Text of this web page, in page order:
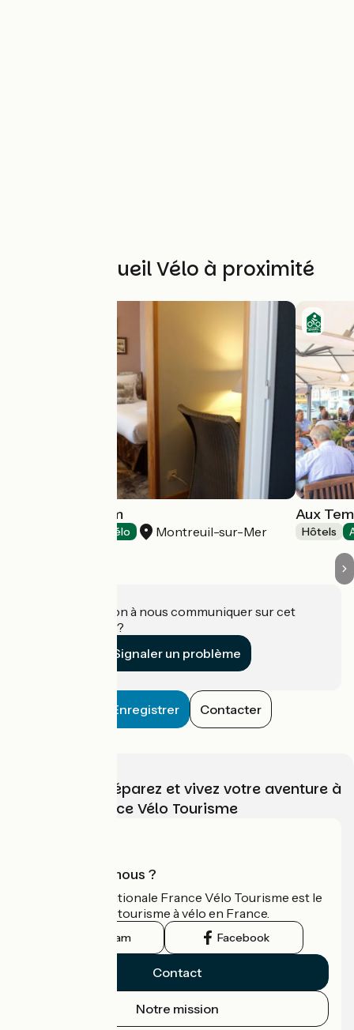
Autres Accueil Vélo à proximité
Aux Temps d'Em
Accueil Vélo Montreuil-sur-Mer
Aux
Hôtels
Une information à nous communiquer sur cet
établissement ?
Signaler un problème
Enregistrer Contacter
Choisissez, préparez et vivez votre aventure à
vélo avec France Vélo Tourisme
Qui sommes-nous ?
L'association nationale France Vélo Tourisme est le
guide officiel du tourisme à vélo en France.
Instagram Facebook
Contact
Notre mission